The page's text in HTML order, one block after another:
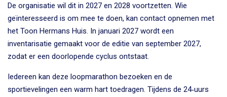
De organisatie wil dit in 2027 en 2028 voortzetten. Wie
geïnteresseerd is om mee te doen, kan contact opnemen met
het Toon Hermans Huis. In januari 2027 wordt een
inventarisatie gemaakt voor de editie van september 2027,
zodat er een doorlopende cyclus ontstaat.
Iedereen kan deze loopmarathon bezoeken en de
sportievelingen een warm hart toedragen. Tijdens de 24‑uurs